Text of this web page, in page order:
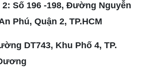
Số 196 -198, Đường Nguyễn
Phú, Quận 2, TP.HCM
DT743, Khu Phố 4, TP.